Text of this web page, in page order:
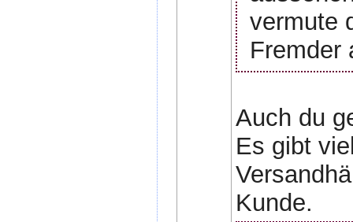
vermute
Fremder
Auch du
Es gibt
Kunde.